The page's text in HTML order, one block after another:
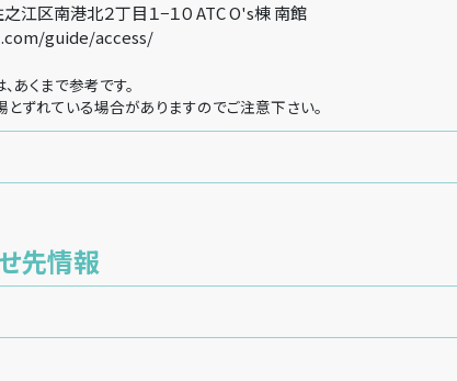
江区南港北２丁目１−１０ ATC O's棟 南館
guide/access/
あくまで参考です。
ずれている場合がありますのでご注意下さい。
先情報